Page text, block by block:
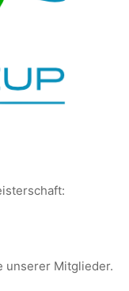
unserer Mitglieder.